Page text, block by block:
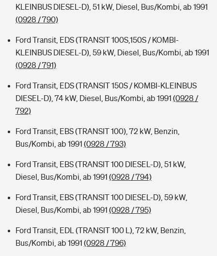
KLEINBUS DIESEL-D), 51 kW, Diesel, Bus/Kombi, ab 1991
(0928 / 790)
Ford Transit, EDS (TRANSIT 100S,150S / KOMBI-
KLEINBUS DIESEL-D), 59 kW, Diesel, Bus/Kombi, ab 1991
(0928 / 791)
Ford Transit, EDS (TRANSIT 150S / KOMBI-KLEINBUS
DIESEL-D), 74 kW, Diesel, Bus/Kombi, ab 1991 (0928 /
792)
Ford Transit, EBS (TRANSIT 100), 72 kW, Benzin,
Bus/Kombi, ab 1991 (0928 / 793)
Ford Transit, EBS (TRANSIT 100 DIESEL-D), 51 kW,
Diesel, Bus/Kombi, ab 1991 (0928 / 794)
Ford Transit, EBS (TRANSIT 100 DIESEL-D), 59 kW,
Diesel, Bus/Kombi, ab 1991 (0928 / 795)
Ford Transit, EDL (TRANSIT 100 L), 72 kW, Benzin,
Bus/Kombi, ab 1991 (0928 / 796)